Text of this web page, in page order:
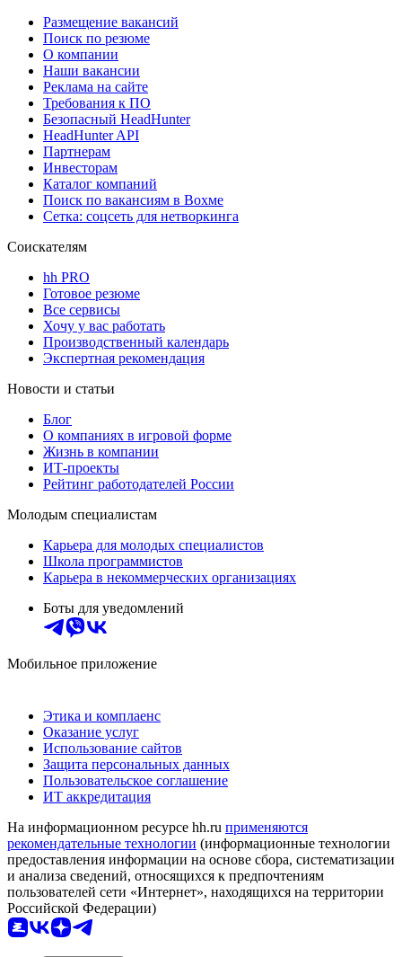
Размещение вакансий
Поиск по резюме
О компании
Наши вакансии
Реклама на сайте
Требования к ПО
Безопасный HeadHunter
HeadHunter API
Партнерам
Инвесторам
Каталог компаний
Поиск по вакансиям в Вохме
Сетка: соцсеть для нетворкинга
Соискателям
hh PRO
Готовое резюме
Все сервисы
Хочу у вас работать
Производственный календарь
Экспертная рекомендация
Новости и статьи
Блог
О компаниях в игровой форме
Жизнь в компании
ИТ-проекты
Рейтинг работодателей России
Молодым специалистам
Карьера для молодых специалистов
Школа программистов
Карьера в некоммерческих организациях
Боты для уведомлений
Мобильное приложение
Этика и комплаенс
Оказание услуг
Использование сайтов
Защита персональных данных
Пользовательское соглашение
ИТ аккредитация
На информационном ресурсе hh.ru применяются
рекомендательные технологии (информационные технологии
предоставления информации на основе сбора, систематизации
и анализа сведений, относящихся к предпочтениям
пользователей сети «Интернет», находящихся на территории
Российской Федерации)